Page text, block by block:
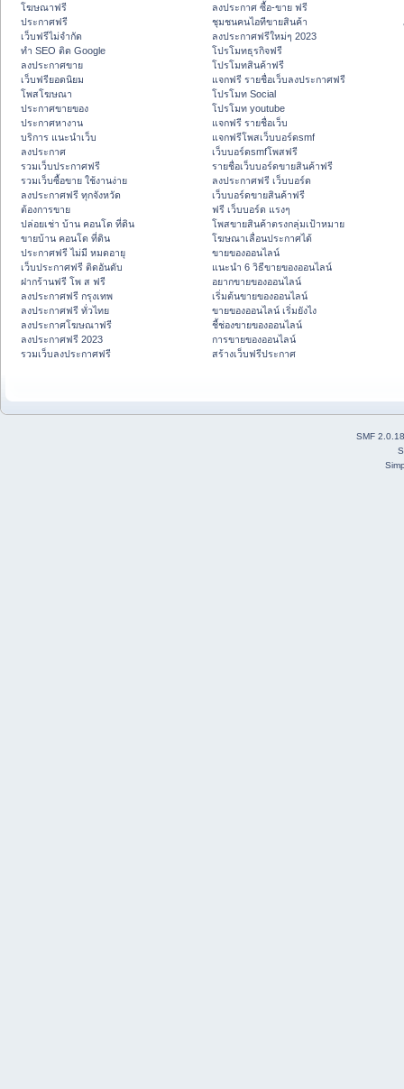
โฆษณาฟรี
ประกาศฟรี
เว็บฟรีไม่จำกัด
ทำ SEO ติด Google
ลงประกาศขาย
เว็บฟรียอดนิยม
โพสโฆษณา
ประกาศขายของ
ประกาศหางาน
บริการ แนะนำเว็บ
ลงประกาศ
รวมเว็บประกาศฟรี
รวมเว็บซื้อขาย ใช้งานง่าย
ลงประกาศฟรี ทุกจังหวัด
ต้องการขาย
ปล่อยเช่า บ้าน คอนโด ที่ดิน
ขายบ้าน คอนโด ที่ดิน
ประกาศฟรี ไม่มี หมดอายุ
เว็บประกาศฟรี ติดอันดับ
ฝากร้านฟรี โพ ส ฟรี
ลงประกาศฟรี กรุงเทพ
ลงประกาศฟรี ทั่วไทย
ลงประกาศโฆษณาฟรี
ลงประกาศฟรี 2023
รวมเว็บลงประกาศฟรี
ลงประกาศ ซื้อ-ขาย ฟรี
ชุมชนคนไอทีขายสินค้า
ลงประกาศฟรีใหม่ๆ 2023
โปรโมทธุรกิจฟรี
โปรโมทสินค้าฟรี
แจกฟรี รายชื่อเว็บลงประกาศฟรี
โปรโมท Social
โปรโมท youtube
แจกฟรี รายชื่อเว็บ
แจกฟรีโพสเว็บบอร์ดsmf
เว็บบอร์ดsmfโพสฟรี
รายชื่อเว็บบอร์ดขายสินค้าฟรี
ลงประกาศฟรี เว็บบอร์ด
เว็บบอร์ดขายสินค้าฟรี
ฟรี เว็บบอร์ด แรงๆ
โพสขายสินค้าตรงกลุ่มเป้าหมาย
โฆษณาเลื่อนประกาศได้
ขายของออนไลน์
แนะนำ 6 วิธีขายของออนไลน์
อยากขายของออนไลน์
เริ่มต้นขายของออนไลน์
ขายของออนไลน์ เริ่มยังไง
ชี้ช่องขายของออนไลน์
การขายของออนไลน์
สร้างเว็บฟรีประกาศ
SMF 2.0.18